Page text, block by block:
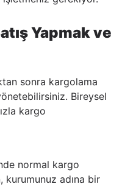
Yapmak ve
sonra kargolama
Bireysel
kargo
normal kargo
adına bir